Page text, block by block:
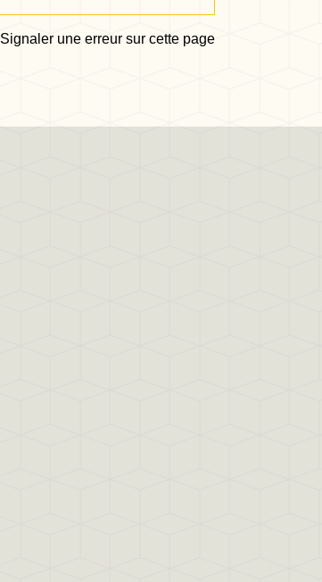
Signaler une erreur sur cette page